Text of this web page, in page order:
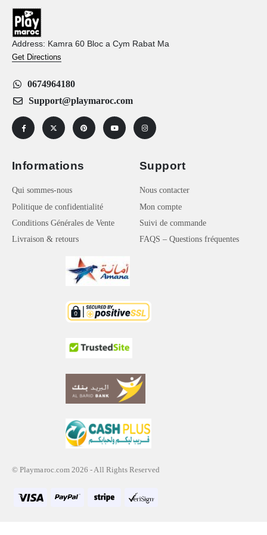
Address: Kamra 60 Bloc a Cym Rabat Ma
Get Directions
0674964180
Support@playmaroc.com
Informations
Qui sommes-nous
Politique de confidentialité
Conditions Générales de Vente
Livraison & retours
Support
Nous contacter
Mon compte
Suivi de commande
FAQS – Questions fréquentes
© Playmaroc.com 2026 - All Rights Reserved